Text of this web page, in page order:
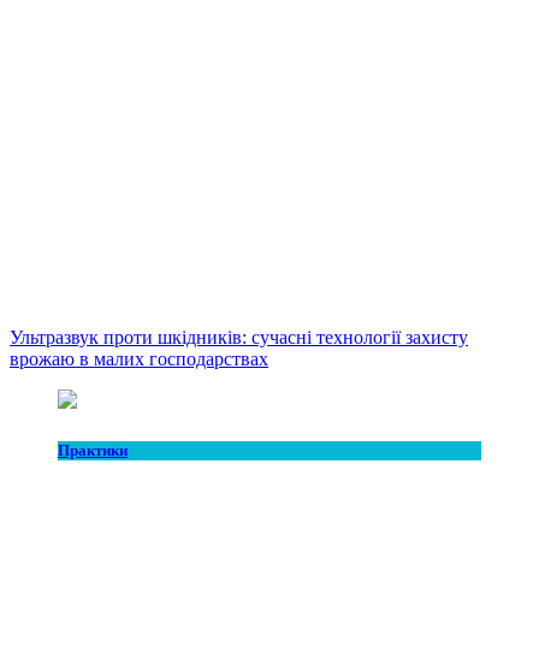
Ультразвук проти шкідників: сучасні технології захисту
врожаю в малих господарствах
Практики